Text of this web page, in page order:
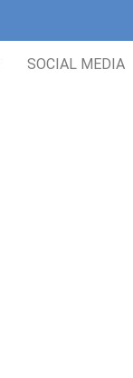
SOCIAL MEDIA